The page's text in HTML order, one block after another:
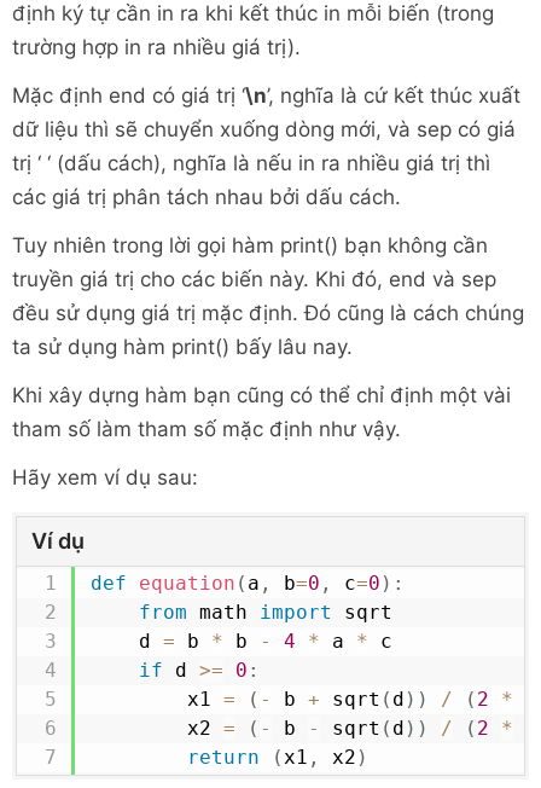
định ký tự cần in ra khi kết thúc in mỗi biến (trong
trường hợp in ra nhiều giá trị).
Mặc định end có giá trị ‘\n’, nghĩa là cứ kết thúc xuất
dữ liệu thì sẽ chuyển xuống dòng mới, và sep có giá
trị ‘ ‘ (dấu cách), nghĩa là nếu in ra nhiều giá trị thì
các giá trị phân tách nhau bởi dấu cách.
Tuy nhiên trong lời gọi hàm print() bạn không cần
truyền giá trị cho các biến này. Khi đó, end và sep
đều sử dụng giá trị mặc định. Đó cũng là cách chúng
ta sử dụng hàm print() bấy lâu nay.
Khi xây dựng hàm bạn cũng có thể chỉ định một vài
tham số làm tham số mặc định như vậy.
Hãy xem ví dụ sau:
Ví dụ
def equation ( a , b=0 , c=0 ) :
from math import sqrt
	d
= b * b - 4 * a * c
if d >= 0 :
		x1
= ( - b + sqrt ( d ) ) / ( 2 *
		x2
= ( - b - sqrt ( d ) ) / ( 2 *
return
(x1 , x2 )